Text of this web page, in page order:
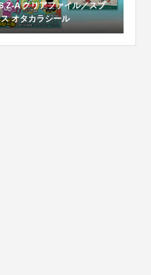
Z-A クリアファイル／スプ
オタカラシール